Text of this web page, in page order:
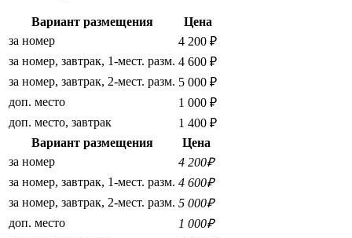
Вариант размещения
Цена
за номер
4 200 ₽
за номер, завтрак, 1-мест. разм. 4 600 ₽
за номер, завтрак, 2-мест. разм. 5 000 ₽
доп. место
1 000 ₽
доп. место, завтрак
1 400 ₽
Вариант размещения
Цена
за номер
4 200₽
за номер, завтрак, 1-мест. разм. 4 600₽
за номер, завтрак, 2-мест. разм. 5 000₽
доп. место
1 000₽